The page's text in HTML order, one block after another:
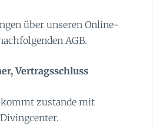
über unseren Online-
AGB.
Vertragsschluss
zustande mit